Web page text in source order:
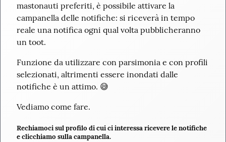
mastonauti preferiti, è possibile attivare la
campanella delle notifiche: si riceverà in tempo
reale una notifica ogni qual volta pubblicheranno
un toot.
Funzione da utilizzare con parsimonia e con profili
selezionati, altrimenti essere inondati dalle
notifiche è un attimo. 😅
Vediamo come fare.
Rechiamoci sul profilo di cui ci interessa ricevere le notifiche
e clicchiamo sulla campanella.